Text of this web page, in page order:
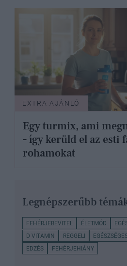
EXTRA AJÁNLÓ
Egy turmix, ami
– így kerüld el az esti
rohamokat
Legnépszerűbb
FEHÉRJEBEVITEL ÉLETMÓD
D VITAMIN
REGGELI
EDZÉS
FEHÉRJEHIÁNY